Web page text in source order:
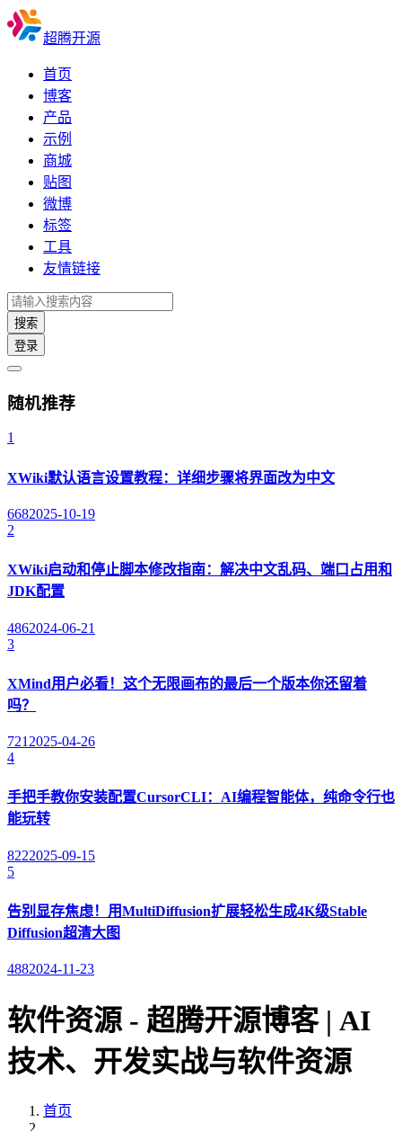
超腾开源
首页
博客
产品
示例
商城
贴图
微博
标签
工具
友情链接
搜索
登录
随机推荐
1
XWiki默认语言设置教程：详细步骤将界面改为中文
6682025-10-19
2
XWiki启动和停止脚本修改指南：解决中文乱码、端口占用和
JDK配置
4862024-06-21
3
XMind用户必看！这个无限画布的最后一个版本你还留着
吗？
721 2025-04-26
4
手把手教你安装配置CursorCLI：AI编程智能体，纯命令行也
能玩转
8222025-09-15
5
告别显存焦虑！用MultiDiffusion扩展轻松生成4K级Stable
Diffusion超清大图
4882024-11-23
软件资源 - 超腾开源博客 | AI
技术、开发实战与软件资源
首页